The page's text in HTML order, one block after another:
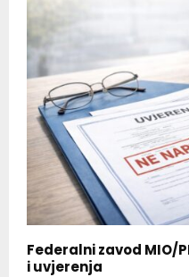
Federalni zavod MIO/
i uvjerenja